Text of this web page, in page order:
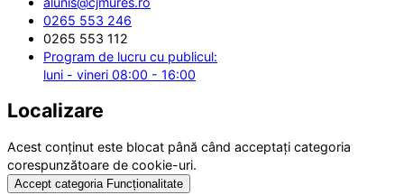
0265 553 246
0265 553 112
Program de lucru cu publicul:
luni - vineri 08:00 - 16:00
Localizare
Acest conținut este blocat până când acceptați categoria
corespunzătoare de cookie-uri.
Accept categoria Funcționalitate